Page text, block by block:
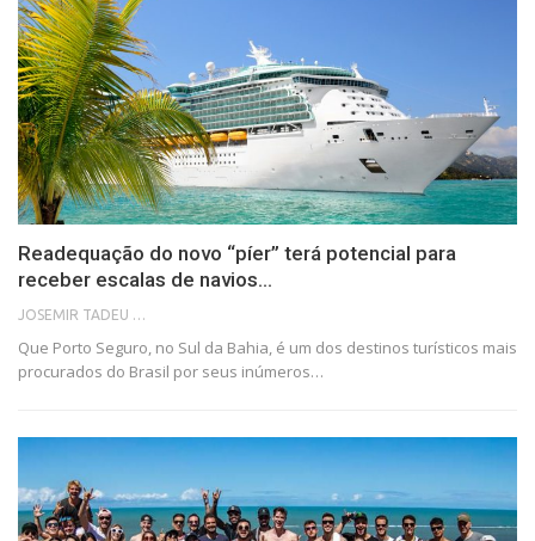
Readequação do novo “píer” terá potencial para
receber escalas de navios…
JOSEMIR TADEU FONSECA
Que Porto Seguro, no Sul da Bahia, é um dos destinos turísticos mais
procurados do Brasil por seus inúmeros…